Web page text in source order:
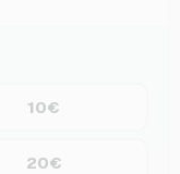
10€
20€